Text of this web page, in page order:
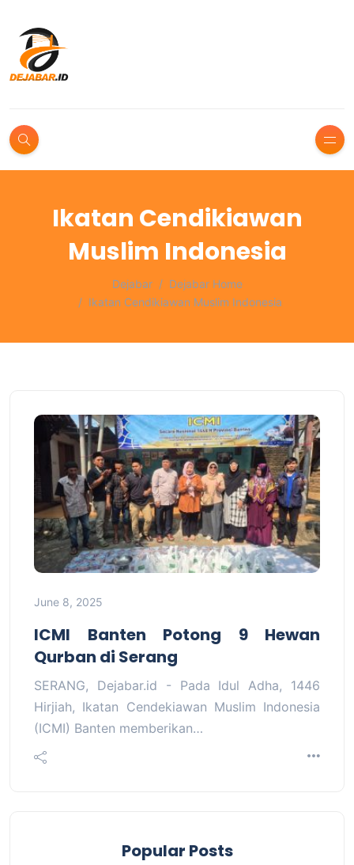
Ikatan Cendikiawan
Muslim Indonesia
Dejabar
Dejabar Home
Ikatan Cendikiawan Muslim Indonesia
June 8, 2025
ICMI Banten Potong 9 Hewan
Qurban di Serang
SERANG, Dejabar.id - Pada Idul Adha, 1446
Hirjiah, Ikatan Cendekiawan Muslim Indonesia
(ICMI) Banten memberikan…
Popular Posts